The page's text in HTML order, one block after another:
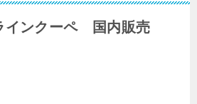
インクーペ 国内販売